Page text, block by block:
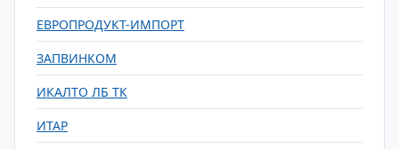
ЕВРОПРОДУКТ-ИМПОРТ
ЗАПВИНКОМ
ИКАЛТО ЛБ ТК
ИТАР